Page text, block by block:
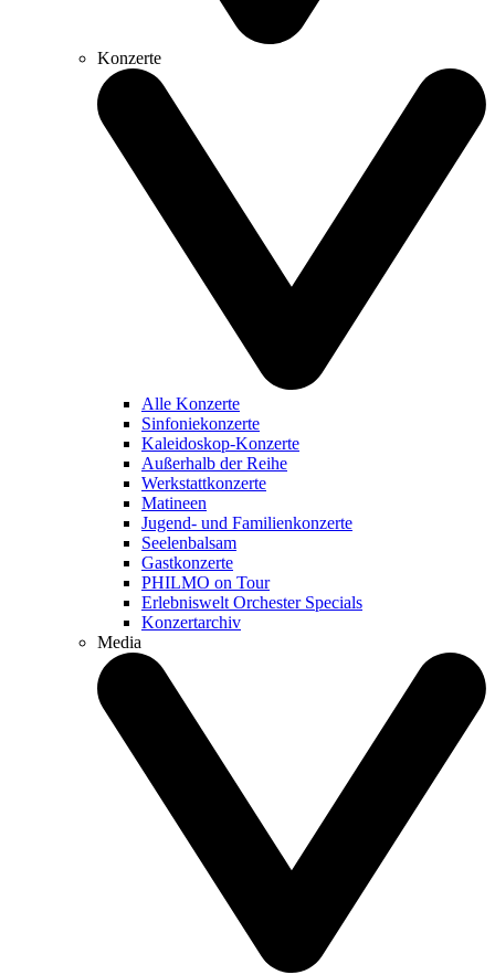
Konzerte
Alle Konzerte
Sinfoniekonzerte
Kaleidoskop-Konzerte
Außerhalb der Reihe
Werkstattkonzerte
Matineen
Jugend- und Familienkonzerte
Seelenbalsam
Gastkonzerte
PHILMO on Tour
Erlebniswelt Orchester Specials
Konzertarchiv
Media